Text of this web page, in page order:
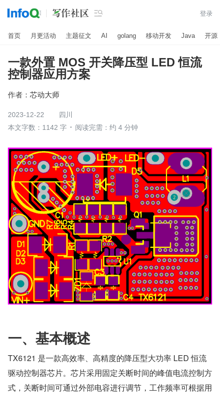
 登录
首页 月更活动 主题征文 AI golang 移动开发 Java 开源
一款外置 MOS 开关降压型 LED 恒流
控制器应用方案
作者： 芯动大师
2023-12-22
四川
本文字数：1142 字
阅读完需：约 4 分钟
一、基本概述
TX6121 是一款高效率、高精度的降压型大功率 LED 恒流
驱动控制器芯片。芯片采用固定关断时间的峰值电流控制方
式，关断时间可通过外部电容进行调节，工作频率可根据用